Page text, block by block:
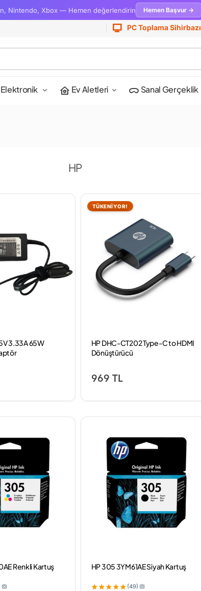
Nintendo, Xbox — Hemen değerlendirin Hemen Başvur →
PC Toplama Sihirbazı
Elektronik Ev Aletleri Sanal Gerçeklik
HP
3.33A 65W
TÜKENİYOR!
HP DHC-CT202 Type-C to HDMI
Dönüştürücü
969 TL
Renkli Kartuş HP 305 3YM61AE Siyah Kartuş
(49)